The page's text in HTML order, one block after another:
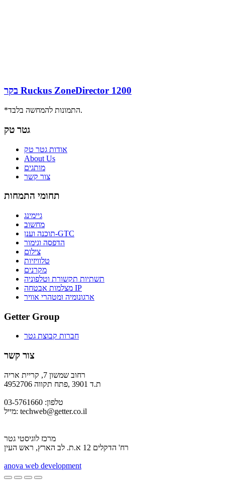
בקר Ruckus ZoneDirector 1200
*התמונות להמחשה בלבד.
גטר טק
אודות גטר טק
About Us
מותגים
צור קשר
תחומי התמחות
גיימינג
מחשוב
תוכנה וענן-GTC
הדפסה וגימור
צילום
טלוויזיות
מקרנים
תשתיות תקשורת וטלפוניה
מצלמות אבטחה IP
ארגונומיה ומטהרי אוויר
Getter Group
חברות קבוצת גטר
צור קשר
רחוב שמשון 7, קריית אריה
ת.ד 3901 ,פתח תקווה 4952706
טלפון: 03-5761660
מייל: techweb@getter.co.il
מרכז לוגיסטי גטר
רח' הדקלים 12 א.ת. לב הארץ, ראש העין
anova web development